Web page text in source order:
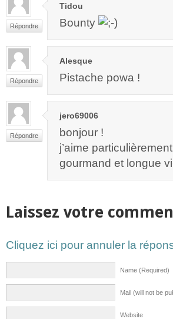
Répondre
Tidou
Bounty
Répondre
Alesque
Pistache powa !
Répondre
jero69006
bonjour !
j’aime
gourmand et longue
Laissez votre
Cliquez ici pour annuler la
Name (Required)
Mail (will not be
Website